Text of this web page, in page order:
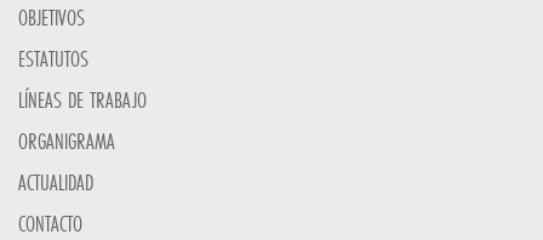
OBJETIVOS
ESTATUTOS
LÍNEAS DE TRABAJO
ORGANIGRAMA
ACTUALIDAD
CONTACTO